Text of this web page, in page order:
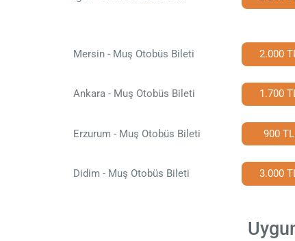
Mersin - Muş Otobüs Bileti 2.000
Ankara - Muş Otobüs Bileti 1.700
Erzurum - Muş Otobüs Bileti 900 TL
Didim - Muş Otobüs Bileti 3.000